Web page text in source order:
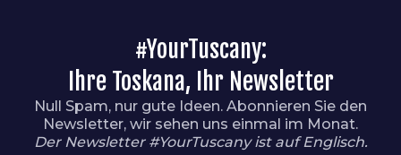
#YourTuscany:
Ihre Toskana, Ihr Newsletter
Null Spam, nur gute Ideen. Abonnieren Sie den
Newsletter, wir sehen uns einmal im Monat.
Der Newsletter #YourTuscany ist auf Englisch.